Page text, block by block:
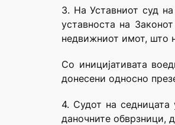
3. На Уставниот суд
уставноста на
недвижниот имот, што
Со иницијативата
донесени односно
4. Судот на
даночните обврзници,